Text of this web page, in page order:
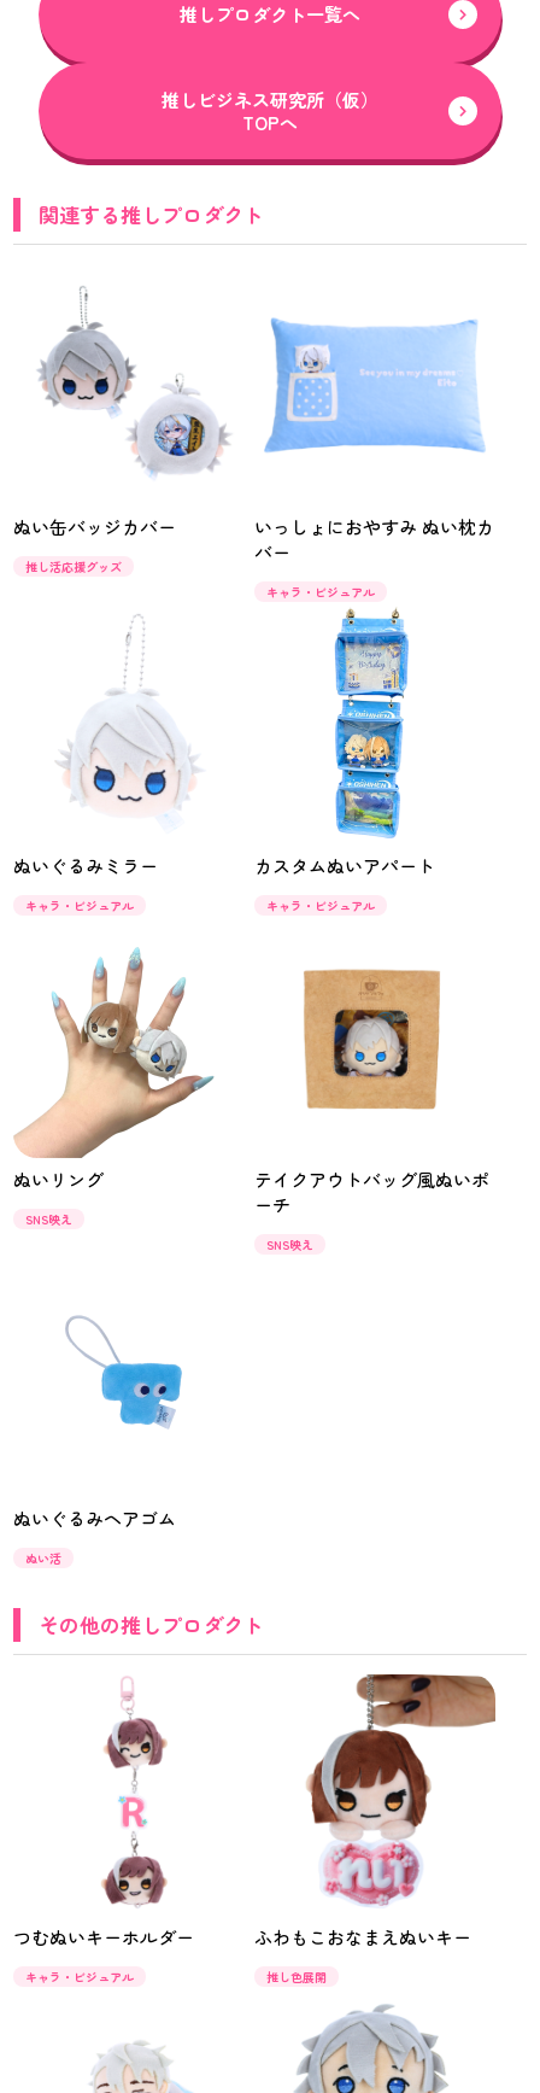
推しプロダクト一覧へ
推しビジネス研究所（仮）
TOPへ
関連する推しプロダクト
ぬい缶バッジカバー
推し活応援グッズ
いっしょにおやすみ ぬい枕カ
バー
キャラ・ビジュアル
ぬいぐるみミラー
キャラ・ビジュアル
カスタムぬいアパート
キャラ・ビジュアル
ぬいリング
SNS映え
テイクアウトバッグ風ぬいポ
ーチ
SNS映え
ぬいぐるみヘアゴム
ぬい活
その他の推しプロダクト
つむぬいキーホルダー
キャラ・ビジュアル
ふわもこおなまえぬいキー
推し色展開